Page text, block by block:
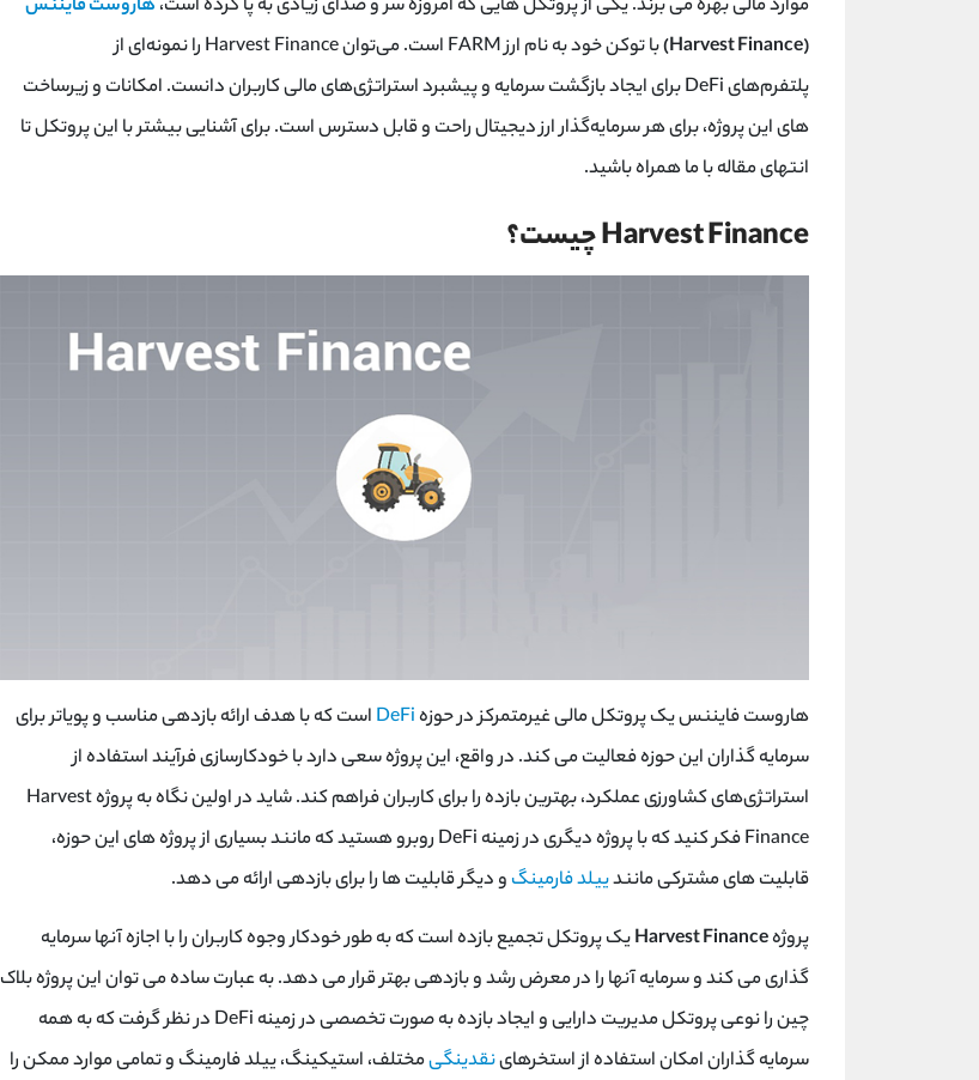
موارد مالی بهره می برند. یکی از پروتکل هایی که امروزه سر و صدای زیادی به پا کرده است، هاروست فایننس
(
Harvest Finance
)با توکن خود به نام ارزFARM است.می‌توانHarvest Finance را نمونه‌ای از
پلتفرم‌هایDeFiبرای ایجاد بازگشت سرمایه و پیشبرد استراتژی‌های مالی کاربران دانست. امکانات و زیرساخت‌
های این پروژه، برای هر سرمایه‌گذار ارز دیجیتال راحت و قابل دسترس است. برای آشنایی بیشتر با این پروتکل تا
انتهای مقاله با ما همراه باشید.
Harvest Financeچیست؟
هاروست فایننس یک پروتکل مالی غیرمتمرکز در حوزهDeFi است که با هدف ارائه بازدهی مناسب و پویاتر برای
سرمایه گذاران این حوزه فعالیت می کند. در واقع، این پروژه سعی دارد با خودکارسازی فرآیند استفاده از
استراتژی‌های کشاورزی عملکرد، بهترین بازده را برای کاربران فراهم کند. شاید در اولین نگاه به پروژهHarvest
Financeفکر کنید که با پروژه دیگری در زمینه DeFi روبرو هستید که مانند بسیاری از پروژه های این حوزه،
قابلیت های مشترکی مانندییلد فارمینگ و دیگر قابلیت ها را برای بازدهی ارائه می دهد.
پروژهHarvest Financeیک پروتکل تجمیع بازده است که به طور خودکار وجوه کاربران را با اجازه آنها سرمایه
گذاری می کند و سرمایه آنها را در معرض رشد و بازدهی بهتر قرار می دهد. به عبارت ساده می توان این پروژه بلاک
چین را نوعی پروتکل مدیریت دارایی و ایجاد بازده به صورت تخصصی در زمینه DeFi در نظر گرفت که به همه
سرمایه گذاران امکان استفاده از استخرهاینقدینگیمختلف، استیکینگ، ییلد فارمینگ و تمامی موارد ممکن را